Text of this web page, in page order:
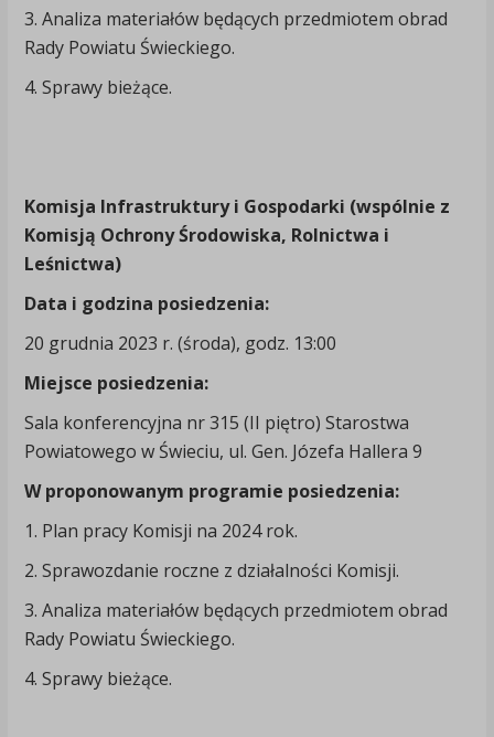
3. Analiza materiałów będących przedmiotem obrad
Rady Powiatu Świeckiego.
4. Sprawy bieżące.
Komisja Infrastruktury i Gospodarki (wspólnie z
Komisją Ochrony Środowiska, Rolnictwa i
Leśnictwa)
Data i godzina posiedzenia:
20 grudnia 2023 r. (środa), godz. 13:00
Miejsce posiedzenia:
Sala konferencyjna nr 315 (II piętro) Starostwa
Powiatowego w Świeciu, ul. Gen. Józefa Hallera 9
W proponowanym programie posiedzenia:
1. Plan pracy Komisji na 2024 rok.
2. Sprawozdanie roczne z działalności Komisji.
3. Analiza materiałów będących przedmiotem obrad
Rady Powiatu Świeckiego.
4. Sprawy bieżące.